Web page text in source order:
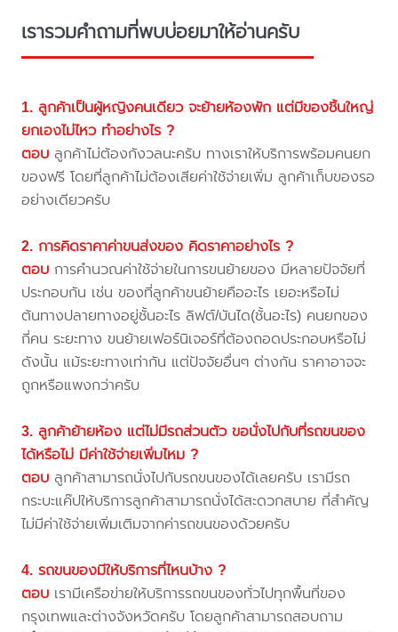
เรารวมคำถามที่พบบ่อยมาให้อ่านครับ
1. ลูกค้าเป็นผู้หญิงคนเดียว จะย้ายห้องพัก แต่มีของชิ้นใหญ่
ยกเองไม่ไหว ทำอย่างไร ?
ตอบ ลูกค้าไม่ต้องกังวลนะครับ ทางเราให้บริการพร้อมคนยก
ของฟรี โดยที่ลูกค้าไม่ต้องเสียค่าใช้จ่ายเพิ่ม ลูกค้าเก็บของรอ
อย่างเดียวครับ
2. การคิดราคาค่าขนส่งของ คิดราคาอย่างไร ?
ตอบ การคำนวณค่าใช้จ่ายในการขนย้ายของ มีหลายปัจจัยที่
ประกอบกัน เช่น ของที่ลูกค้าขนย้ายคืออะไร เยอะหรือไม่
ต้นทางปลายทางอยู่ชั้นอะไร ลิฟต์/บันได(ชั้นอะไร) คนยกของ
กี่คน ระยะทาง ขนย้ายเฟอร์นิเจอร์ที่ต้องถอดประกอบหรือไม่
ดังนั้น แม้ระยะทางเท่ากัน แต่ปัจจัยอื่นๆ ต่างกัน ราคาอาจจะ
ถูกหรือแพงกว่าครับ
3. ลูกค้าย้ายห้อง แต่ไม่มีรถส่วนตัว ขอนั่งไปกับที่รถขนของ
ได้หรือไม่ มีค่าใช้จ่ายเพิ่มไหม ?
ตอบ ลูกค้าสามารถนั่งไปกับรถขนของได้เลยครับ เรามีรถ
กระบะแค๊ปให้บริการลูกค้าสามารถนั่งได้สะดวกสบาย ที่สำคัญ
ไม่มีค่าใช้จ่ายเพิ่มเติมจากค่ารถขนของด้วยครับ
4. รถขนของมีให้บริการที่ไหนบ้าง ?
ตอบ เรามีเครือข่ายให้บริการรถขนของทั่วไปทุกพื้นที่ของ
กรุงเทพและต่างจังหวัดครับ โดยลูกค้าสามารถสอบถาม